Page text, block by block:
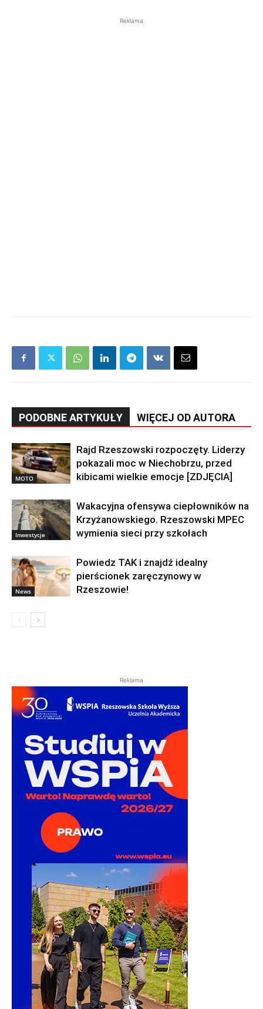
Reklama
PODOBNE ARTYKUŁY WIĘCEJ OD AUTORA
MOTO
Rajd Rzeszowski rozpoczęty. Liderzy
pokazali moc w Niechobrzu, przed
kibicami wielkie emocje [ZDJĘCIA]
Inwestycje
Wakacyjna ofensywa ciepłowników na
Krzyżanowskiego. Rzeszowski MPEC
wymienia sieci przy szkołach
News
Powiedz TAK i znajdź idealny
pierścionek zaręczynowy w
Rzeszowie!
Reklama